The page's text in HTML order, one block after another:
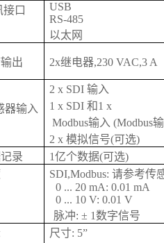
接口
USB
RS-485
以太网
出 2x继电器,230 VAC,3 A
器输入
2 x SDI 输入
1 x SDI 和1 x
Modbus输入 (Modbus
2 x 模拟信号(可选)
录
1亿个数据(可选)
SDI,Modbus: 请参考传
0 ... 20 mA: 0.01 mA
0 ... 10 V: 0.01 V
脉冲: ± 1数字信号
尺寸: 5”